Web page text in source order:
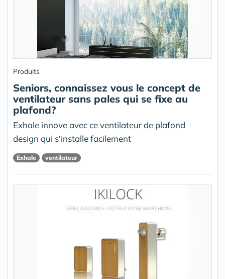
Produits
Seniors, connaissez vous le concept de
ventilateur sans pales qui se fixe au
plafond?
Exhale innove avec ce ventilateur de plafond
design qui s'installe facilement
Exhale ventilateur